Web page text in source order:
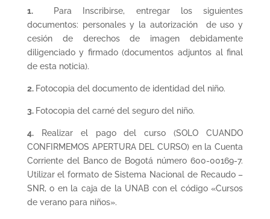
1.
Para Inscribirse, entregar los siguientes
documentos: personales y la autorización de uso y
cesión de derechos de imagen debidamente
diligenciado y firmado (documentos adjuntos al final
de esta noticia).
2. Fotocopia del documento de identidad del niño.
3. Fotocopia del carné del seguro del niño.
4.Realizar el pago del curso (SOLO CUANDO
CONFIRMEMOS APERTURA DEL CURSO) en la Cuenta
Corriente del Banco de Bogotá número 600-00169-7.
Utilizar el formato de Sistema Nacional de Recaudo –
SNR, o en la caja de la UNAB con el código «Cursos
de verano para niños».